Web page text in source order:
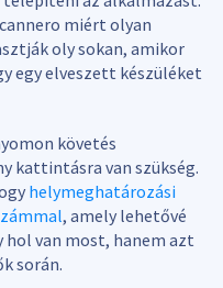
miért olyan
oly sokan, amikor
egy elveszett készüléket
követés
kattintásra van szükség.
helymeghatározási
, amely lehetővé
hol van most, hanem azt
során.